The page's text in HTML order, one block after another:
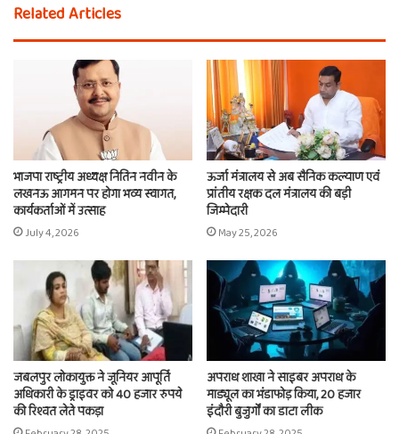
Related Articles
भाजपा राष्ट्रीय अध्यक्ष नितिन नवीन के
लखनऊ आगमन पर होगा भव्य स्वागत,
कार्यकर्ताओं में उत्साह
July 4, 2026
ऊर्जा मंत्रालय से अब सैनिक कल्याण एवं
प्रांतीय रक्षक दल मंत्रालय की बड़ी
जिम्मेदारी
May 25, 2026
जबलपुर लोकायुक्त ने जूनियर आपूर्ति
अधिकारी के ड्राइवर को 40 हजार रुपये
की रिश्वत लेते पकड़ा
अपराध शाखा ने साइबर अपराध के
माड्यूल का भंडाफोड़ किया, 20 हजार
इंदौरी बुजुर्गों का डाटा लीक